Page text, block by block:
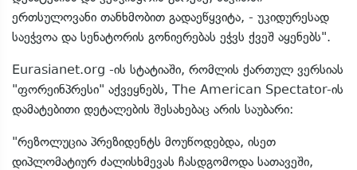
ერთსულოვანი თანხმობით გადაეწყვიტა, - უკიდურესად
საეჭვოა და სენატორის გონიერებას ეჭვს ქვეშ აყენებს".
Eurasianet.org -ის სტატიაში, რომლის ქართულ ვერსიას
"ფორეინპრესი" აქვეყნებს, The American Spectator-ის
დამატებითი დეტალების შესახებაც არის საუბარი:
"რეზოლუცია პრეზიდენტს მოუწოდებდა, ისეთ
დიპლომატიურ ძალისხმევას ჩასდგომოდა სათავეში,